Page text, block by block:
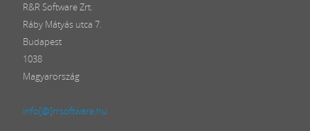
R&R Software Zrt.
Ráby Mátyás utca 7.
Budapest
1038
Magyarország
info[@]rrsoftware.hu